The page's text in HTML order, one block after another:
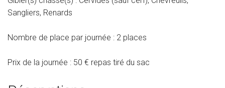
Sangliers, Renards
Nombre de place par journée : 2 places
Prix de la journée : 50 € repas tiré du sac